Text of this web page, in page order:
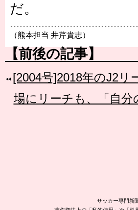
だ。
（熊本担当 井芹貴志）
【前後の記事】
[2004号]2018年のJ2リ
場にリーチも、「自
サッカー専門新